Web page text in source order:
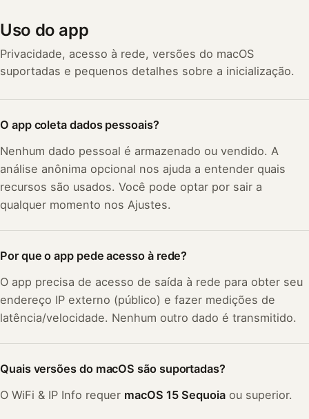
Uso do app
Privacidade, acesso à rede, versões do macOS
suportadas e pequenos detalhes sobre a inicialização.
O app coleta dados pessoais?
Nenhum dado pessoal é armazenado ou vendido. A
análise anônima opcional nos ajuda a entender quais
recursos são usados. Você pode optar por sair a
qualquer momento nos Ajustes.
Por que o app pede acesso à rede?
O app precisa de acesso de saída à rede para obter seu
endereço IP externo (público) e fazer medições de
latência/velocidade. Nenhum outro dado é transmitido.
Quais versões do macOS são suportadas?
O WiFi & IP Info requer macOS 15 Sequoia ou superior.